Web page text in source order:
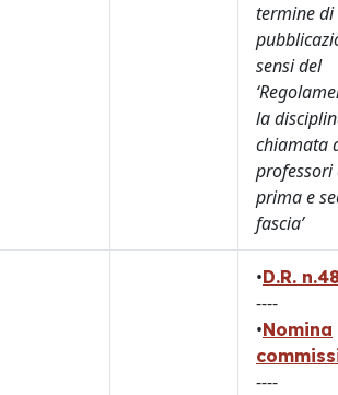
termine di
sensi del
la
chiamata
professori
prima e
fascia’
•D.R.
----
•Nomina
----